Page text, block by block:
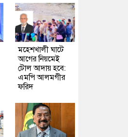
মহেশখালী ঘাটে
আগের নিয়মেই
টোল আদায় হবে:
এমপি আলমগীর
ফরিদ